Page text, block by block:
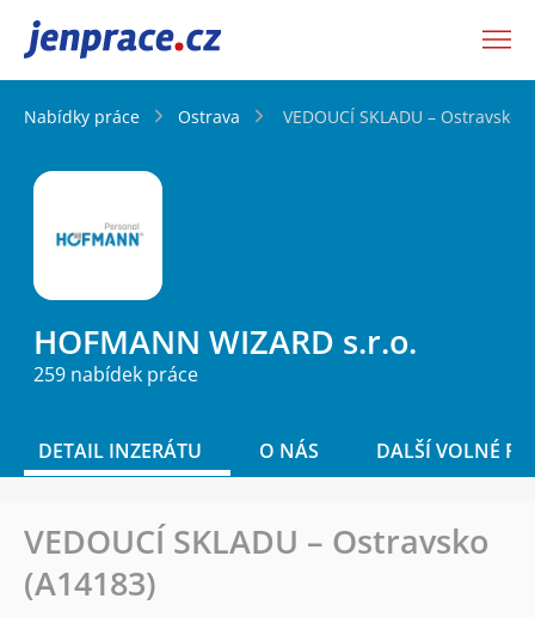
JenPráce.cz
Nabídky práce Ostrava VEDOUCÍ SKLADU – Ostravsko
HOFMANN WIZARD s.r.o.
259 nabídek práce
DETAIL INZERÁTU O NÁS DALŠÍ VOLNÉ
VEDOUCÍ SKLADU – Ostravsko
(A14183)